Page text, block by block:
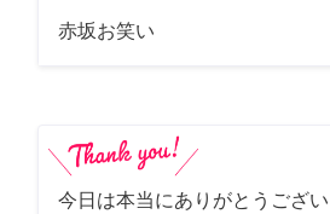
赤坂お笑い
今日は本当にありがとうござ